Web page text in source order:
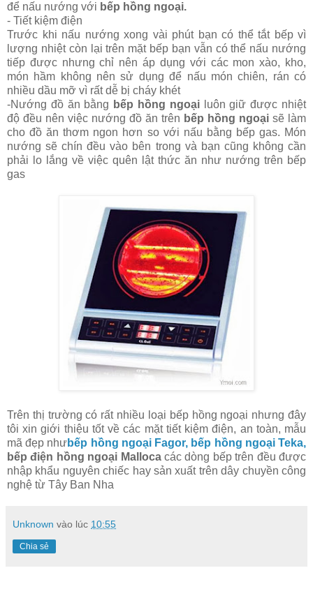
để nấu nướng với bếp hồng ngoại.
- Tiết kiệm điện
Trước khi nấu nướng xong vài phút bạn có thể tắt bếp vì
lượng nhiệt còn lại trên mặt bếp bạn vẫn có thể nấu nướng
tiếp được nhưng chỉ nên áp dụng với các mon xào, kho,
món hầm không nên sử dụng để nấu món chiên, rán có
nhiều dầu mỡ vì rất dễ bị cháy khét
-Nướng đồ ăn bằng bếp hồng ngoạiluôn giữ được nhiệt
độ đều nên việc nướng đồ ăn trên bếp hồng ngoại sẽ làm
cho đồ ăn thơm ngon hơn so với nấu bằng bếp gas. Món
nướng sẽ chín đều vào bên trong và bạn cũng không cần
phải lo lắng về việc quên lật thức ăn như nướng trên bếp
gas
Trên thị trường có rất nhiều loại bếp hồng ngoại nhưng đây
tôi xin giới thiệu tốt về các mặt tiết kiệm điện, an toàn, mẫu
mã đẹp nhưbếp hồng ngoại Fagor, bếp hồng ngoại Teka,
bếp điện hồng ngoại Malloca các dòng bếp trên đều được
nhập khẩu nguyên chiếc hay sản xuất trên dây chuyền công
nghệ từ Tây Ban Nha
Unknown vào lúc 10:55
Chia sẻ